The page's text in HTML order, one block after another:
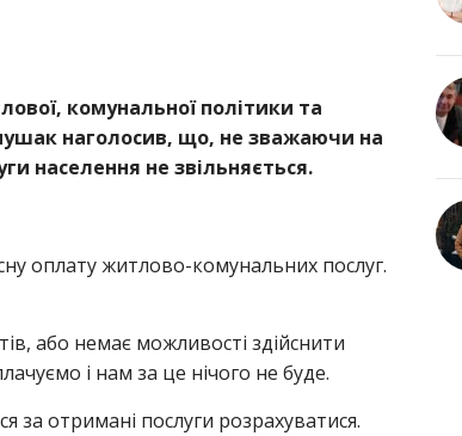
комунальної політики та
наголосив, що, не зважаючи на
населення не звільняється.
оплату житлово-комунальних послуг.
або немає можливості здійснити
і нам за це нічого не буде.
за отримані послуги розрахуватися.